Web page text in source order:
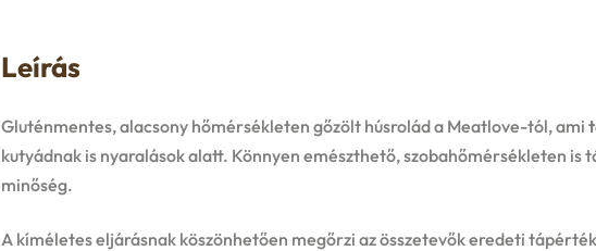
Leírás
Gluténmentes, alacsony hőmérsékleten gőzölt húsrolád a Meatlove-tól, ami
kutyádnak is nyaralások alatt. Könnyen emészthető, szobahőmérsékleten is
minőség.
A kíméletes eljárásnak köszönhetően megőrzi az összetevők eredeti